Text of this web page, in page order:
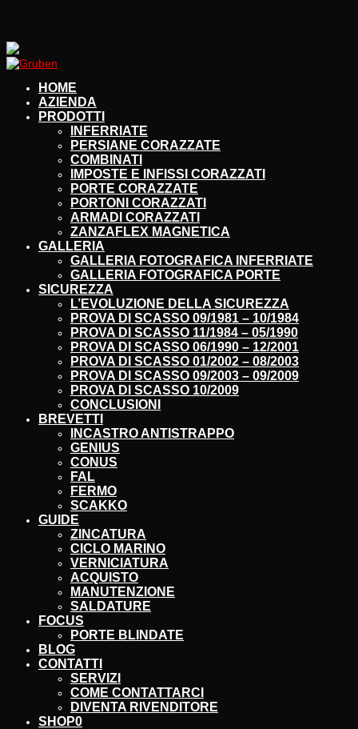
HOME
AZIENDA
PRODOTTI
INFERRIATE
PERSIANE CORAZZATE
COMBINATI
IMPOSTE E INFISSI CORAZZATI
PORTE CORAZZATE
PORTONI CORAZZATI
ARMADI CORAZZATI
ZANZAFLEX MAGNETICA
GALLERIA
GALLERIA FOTOGRAFICA INFERRIATE
GALLERIA FOTOGRAFICA PORTE
SICUREZZA
L’EVOLUZIONE DELLA SICUREZZA
PROVA DI SCASSO 09/1981 – 10/1984
PROVA DI SCASSO 11/1984 – 05/1990
PROVA DI SCASSO 06/1990 – 12/2001
PROVA DI SCASSO 01/2002 – 08/2003
PROVA DI SCASSO 09/2003 – 09/2009
PROVA DI SCASSO 10/2009
CONCLUSIONI
BREVETTI
INCASTRO ANTISTRAPPO
GENIUS
CONUS
FAL
FERMO
SCAKKO
GUIDE
ZINCATURA
CICLO MARINO
VERNICIATURA
ACQUISTO
MANUTENZIONE
SALDATURE
FOCUS
PORTE BLINDATE
BLOG
CONTATTI
SERVIZI
COME CONTATTARCI
DIVENTA RIVENDITORE
SHOP0